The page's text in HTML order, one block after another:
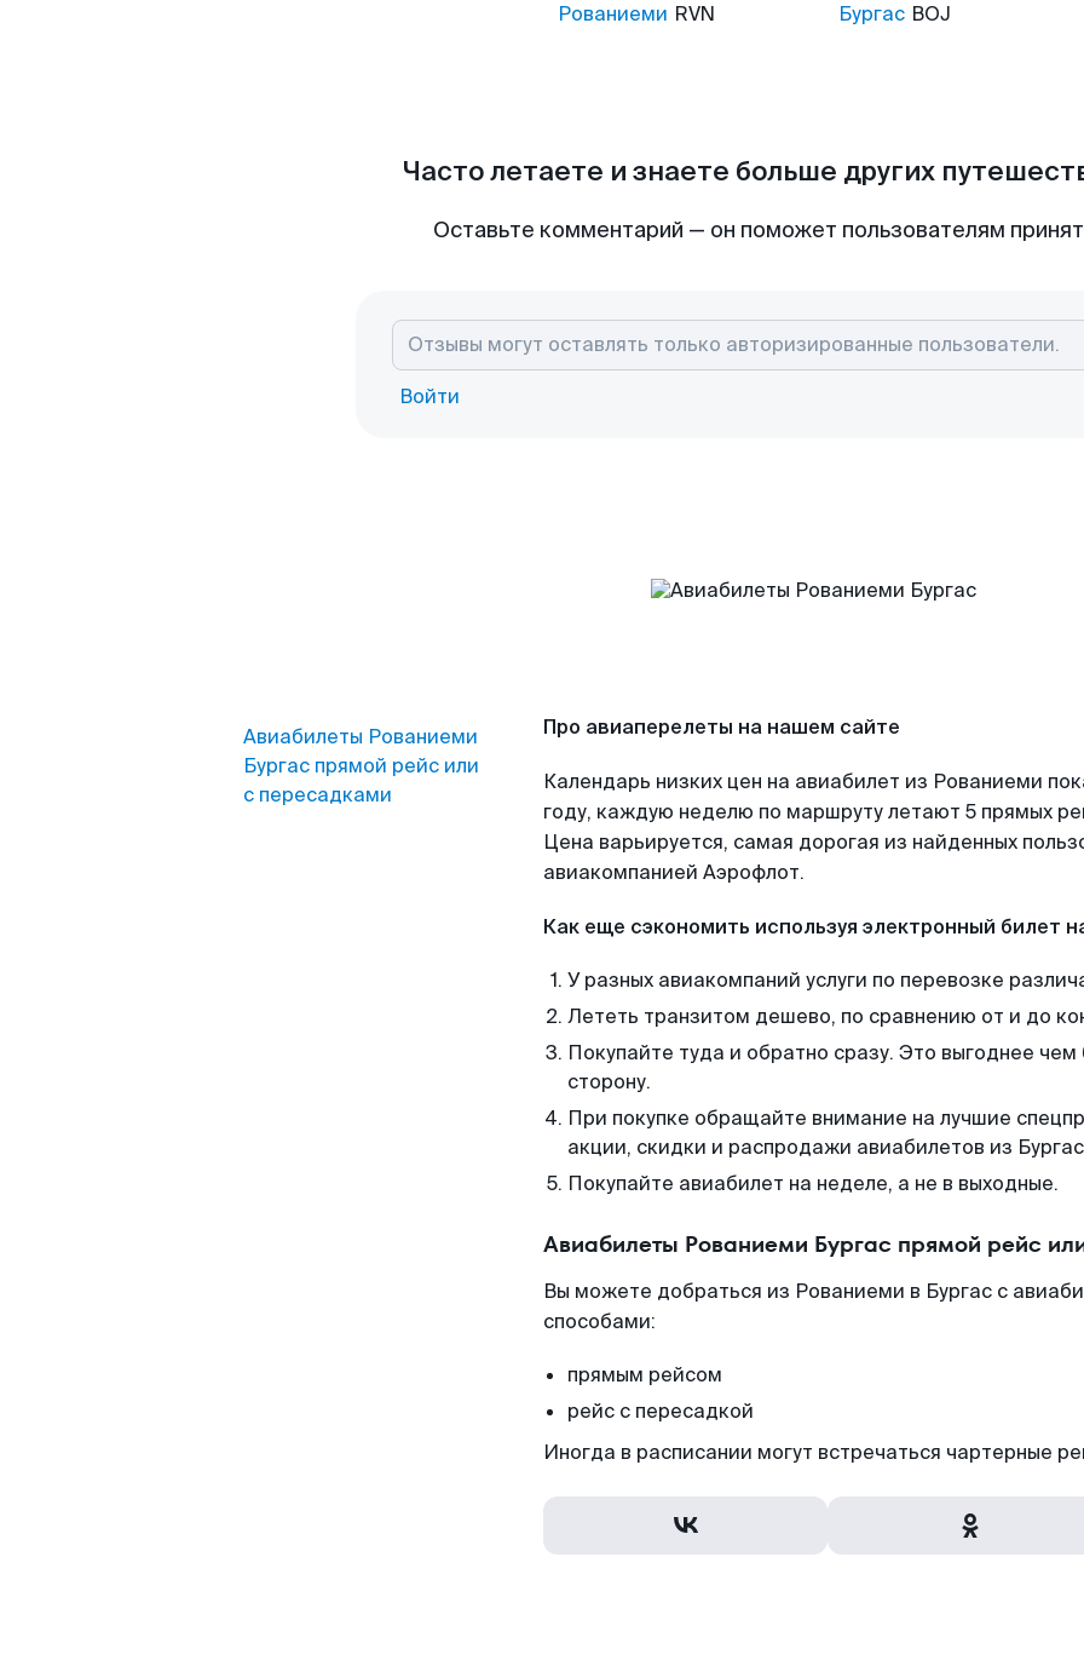
Рованиеми RVN
Бургас BOJ
Часто летаете и знаете больше других
Оставьте комментарий — он поможет пользователям
Войти
Авиабилеты Рованиеми
Бургас прямой рейс или
с пересадками
Про авиаперелеты на нашем сайте
Календарь низких цен на авиабилет из Рованиеми
году, каждую неделю по маршруту летают 5 прямых
Цена варьируется, самая дорогая из найденных
авиакомпанией Аэрофлот.
Как еще сэкономить используя электронный билет
У разных авиакомпаний услуги по перевозке
Лететь транзитом дешево, по сравнению от и до
Покупайте туда и обратно сразу. Это выгоднее
сторону.
При покупке обращайте внимание на лучшие
акции, скидки и распродажи авиабилетов из
Покупайте авиабилет на неделе, а не в выходные.
Авиабилеты Рованиеми Бургас прямой рейс
Вы можете добраться из Рованиеми в Бургас с
способами:
прямым рейсом
рейс с пересадкой
Иногда в расписании могут встречаться чартерные